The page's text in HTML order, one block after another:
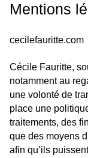
Mentions
cecilefauritte.com
Cécile Fauritte,
notamment au
une volonté de
place une
traitements, des
que des moyens
afin qu’ils